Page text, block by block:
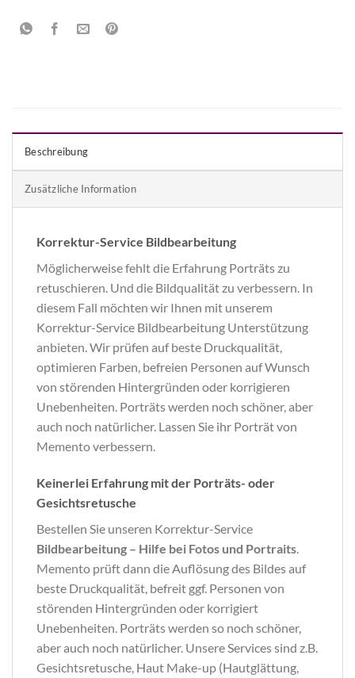
Beschreibung
Zusätzliche Information
Korrektur-Service Bildbearbeitung
Möglicherweise fehlt die Erfahrung Porträts zu
retuschieren. Und die Bildqualität zu verbessern. In
diesem Fall möchten wir Ihnen mit unserem
Korrektur-Service Bildbearbeitung Unterstützung
anbieten. Wir prüfen auf beste Druckqualität,
optimieren Farben, befreien Personen auf Wunsch
von störenden Hintergründen oder korrigieren
Unebenheiten. Porträts werden noch schöner, aber
auch noch natürlicher. Lassen Sie ihr Porträt von
Memento verbessern.
Keinerlei Erfahrung mit der Porträts- oder
Gesichtsretusche
Bestellen Sie unseren Korrektur-Service
Bildbearbeitung – Hilfe bei Fotos und Portraits
Memento prüft dann die Auflösung des Bildes auf
beste Druckqualität, befreit ggf. Personen von
störenden Hintergründen oder korrigiert
Unebenheiten. Porträts werden so noch schöner,
aber auch noch natürlicher. Unsere Services sind z.B.
Gesichtsretusche, Haut Make-up (Hautglättung,